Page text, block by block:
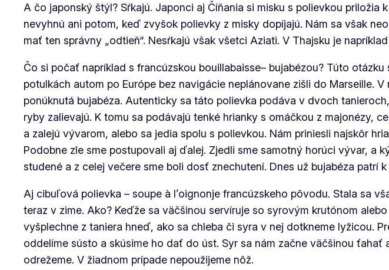
A čo japonský štýl? Sŕkajú. Japonci aj Číňania si misku s polievkou
nevyhnú ani potom, keď zvyšok polievky z misky dopíjajú. Nám sa však
mať ten správny „odtieň“. Nesŕkajú však všetci Aziati. V Thajsku je
Čo si počať napríklad s francúzskou bouillabaisse– bujabézou? Túto
potulkách autom po Európe bez navigácie neplánovane zišli do Marseille.
ponúknutá bujabéza. Autenticky sa táto polievka podáva v dvoch
ryby zalievajú. K tomu sa podávajú tenké hrianky s omáčkou z majonézy,
a zalejú vývarom, alebo sa jedia spolu s polievkou. Nám priniesli najskôr
Podobne zle sme postupovali aj ďalej. Zjedli sme samotný horúci vývar, a
studené a z celej večere sme boli dosť znechutení. Dnes už bujabéza patrí
Aj cibuľová polievka – soupe à l’oignonje francúzskeho pôvodu. Stala sa
teraz v zime. Ako? Keďže sa väčšinou servíruje so syrovým krutónom
vyšplechne z taniera hneď, ako sa chleba či syra v nej dotkneme lyžicou.
oddelíme sústo a skúsime ho dať do úst. Syr sa nám začne väčšinou
odrežeme. V žiadnom prípade nepoužijeme nôž.